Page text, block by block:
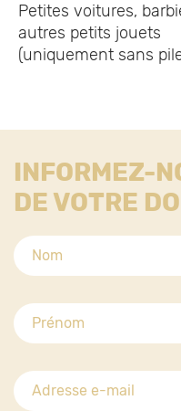
Petites voitures,
autres petits jouets
(uniquement sans
INFORMEZ-
DE VOTRE